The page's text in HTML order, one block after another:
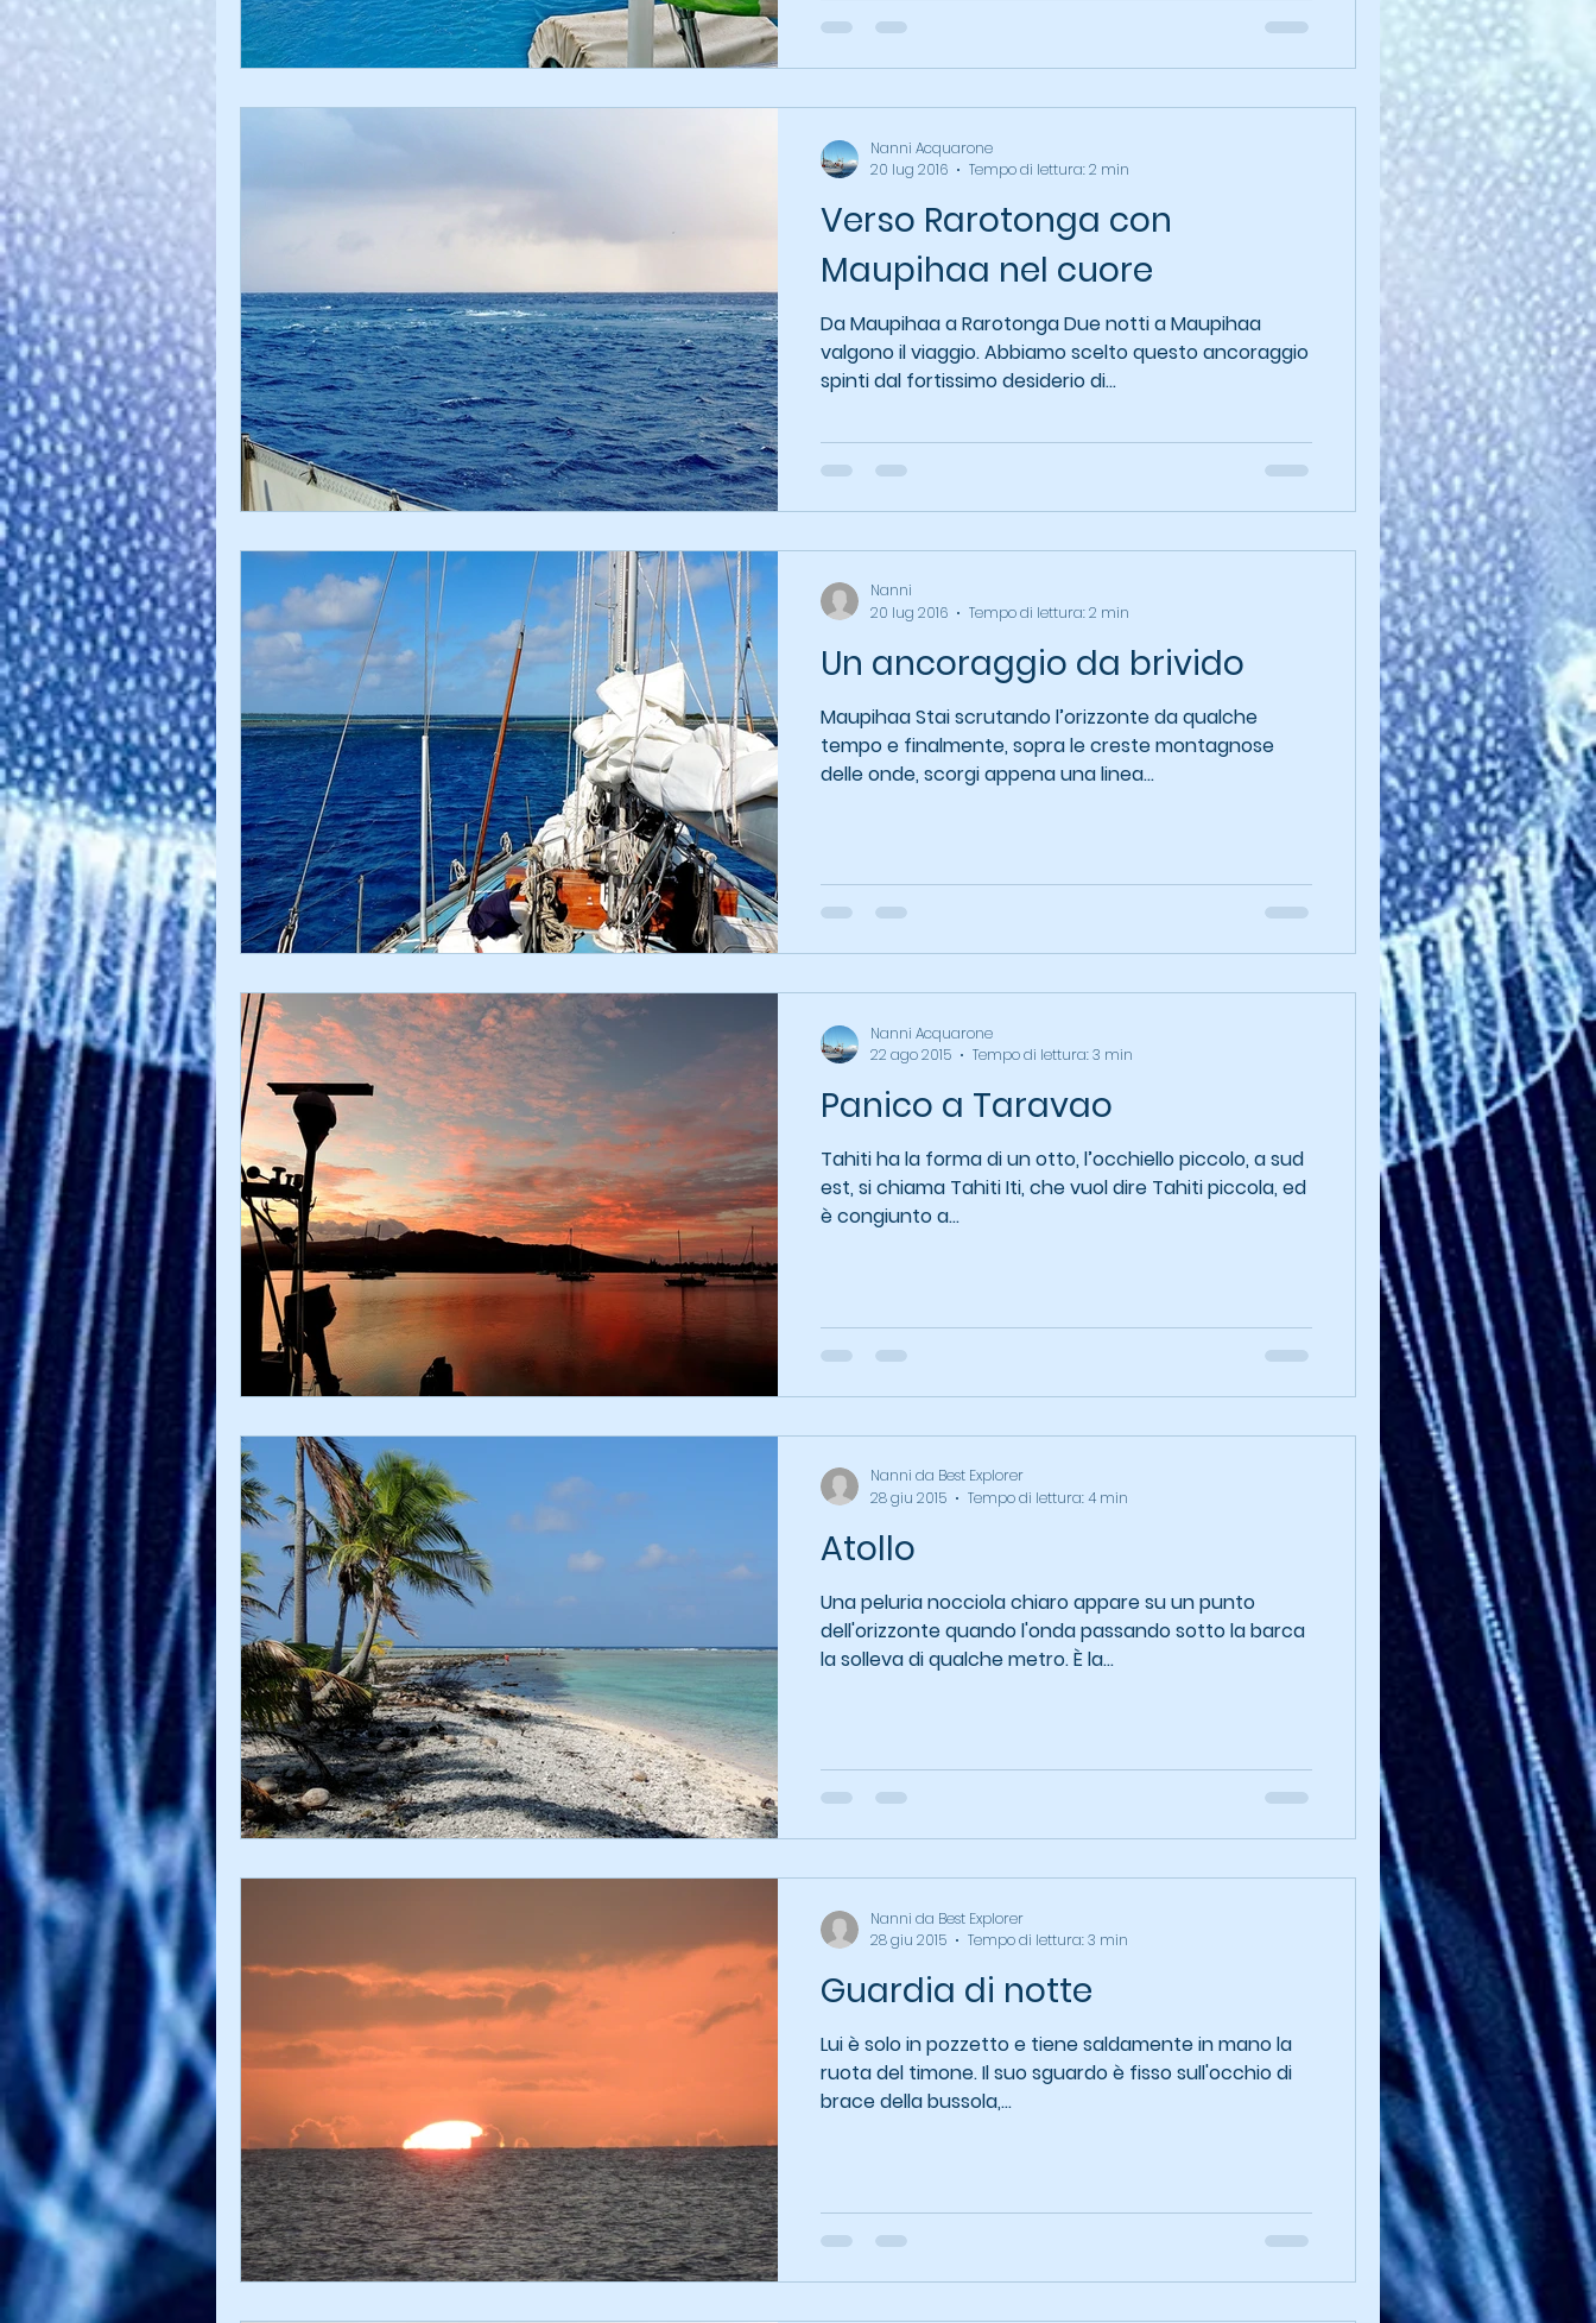
Verso Rarotonga con
Maupihaa nel cuore
Da Maupihaa a Rarotonga Due notti a Maupihaa
valgono il viaggio. Abbiamo scelto questo ancoraggio
spinti dal fortissimo desiderio di...
Nanni Acquarone
20 lug 2016
Tempo di lettura: 2 min
Un ancoraggio da brivido
Maupihaa Stai scrutando l’orizzonte da qualche
tempo e finalmente, sopra le creste montagnose
delle onde, scorgi appena una linea...
Nanni
20 lug 2016
Tempo di lettura: 2 min
Panico a Taravao
Tahiti ha la forma di un otto, l’occhiello piccolo, a sud
est, si chiama Tahiti Iti, che vuol dire Tahiti piccola, ed
è congiunto a...
Nanni Acquarone
22 ago 2015
Tempo di lettura: 3 min
Atollo
Una peluria nocciola chiaro appare su un punto
dell'orizzonte quando l'onda passando sotto la barca
la solleva di qualche metro. È la...
Nanni da Best Explorer
28 giu 2015
Tempo di lettura: 4 min
Guardia di notte
Lui è solo in pozzetto e tiene saldamente in mano la
ruota del timone. Il suo sguardo è fisso sull'occhio di
brace della bussola,...
Nanni da Best Explorer
28 giu 2015
Tempo di lettura: 3 min